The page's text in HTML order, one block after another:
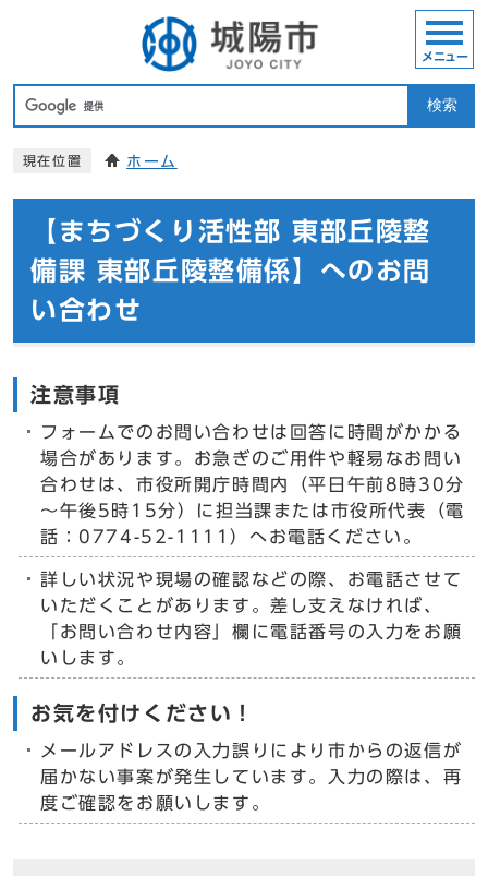
検索
メニュー
現在位置 ホーム
【まちづくり活性部 東部丘陵整
備課 東部丘陵整備係】へのお問
い合わせ
注意事項
フォームでのお問い合わせは回答に時間がかかる
場合があります。お急ぎのご用件や軽易なお問い
合わせは、市役所開庁時間内（平日午前8時30分
～午後5時15分）に担当課または市役所代表（電
話：0774-52-1111）へお電話ください。
詳しい状況や現場の確認などの際、お電話させて
いただくことがあります。差し支えなければ、
「お問い合わせ内容」欄に電話番号の入力をお願
いします。
お気を付けください！
メールアドレスの入力誤りにより市からの返信が
届かない事案が発生しています。入力の際は、再
度ご確認をお願いします。